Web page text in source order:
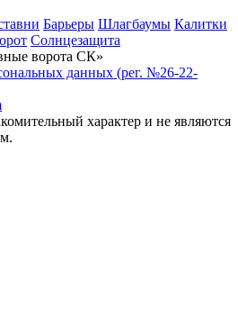
Барьеры Шлагбаумы Калитки
Солнцезащита
ворота СК»
данных (рег. №26-22-
характер и не являются